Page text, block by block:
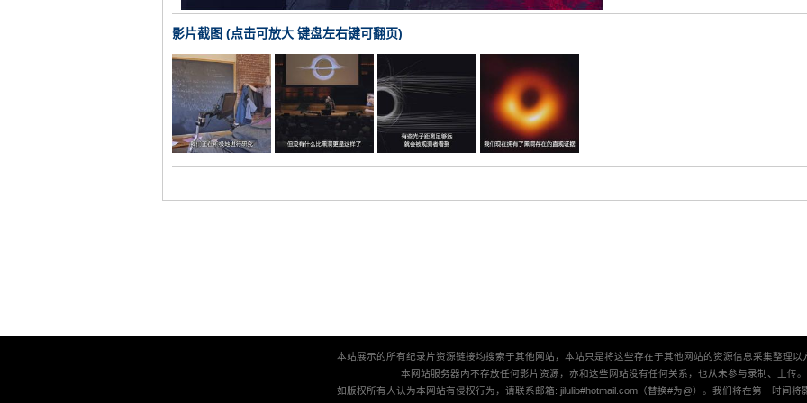
影片截图 (点击可放大 键盘左右键可翻页)
本站展示的所有纪录片资源链接均搜索于其他网站，本站只是将这些存在于其他网站的资源信息采集整理以
本网站服务器内不存放任何影片资源，亦和这些网站没有任何关系，也从未参与录制、上传。
如版权所有人认为本网站有侵权行为，请联系邮箱: jilulib#hotmail.com（替换#为@）。我们将在第一时间将